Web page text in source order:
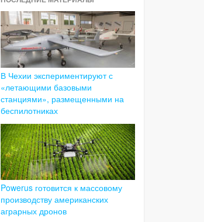
В Чехии экспериментируют с
«летающими базовыми
станциями», размещенными на
беспилотниках
Powerus готовится к массовому
производству американских
аграрных дронов